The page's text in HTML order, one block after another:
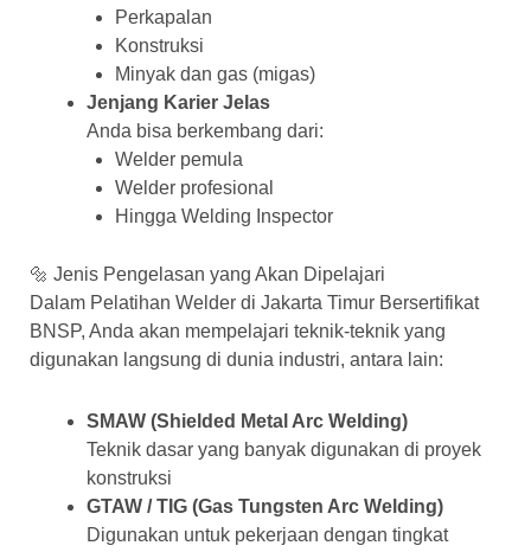
Perkapalan
Konstruksi
Minyak dan gas (migas)
Jenjang Karier Jelas
Anda bisa berkembang dari:
Welder pemula
Welder profesional
Hingga Welding Inspector
🔩 Jenis Pengelasan yang Akan Dipelajari
Dalam Pelatihan Welder di Jakarta Timur Bersertifikat
BNSP, Anda akan mempelajari teknik-teknik yang
digunakan langsung di dunia industri, antara lain:
SMAW (Shielded Metal Arc Welding)
Teknik dasar yang banyak digunakan di proyek
konstruksi
GTAW / TIG (Gas Tungsten Arc Welding)
Digunakan untuk pekerjaan dengan tingkat